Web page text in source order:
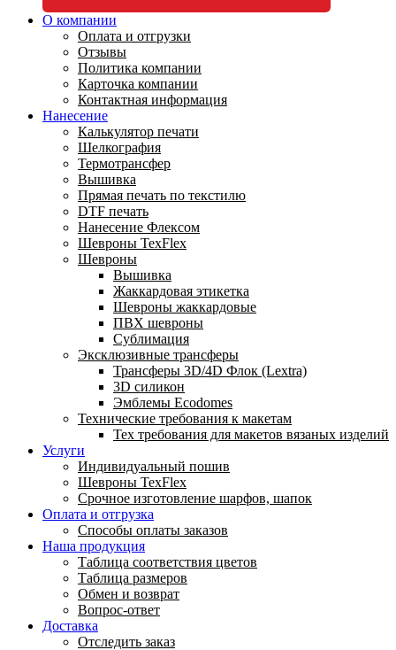
О компании
Оплата и отгрузки
Отзывы
Политика компании
Карточка компании
Контактная информация
Нанесение
Калькулятор печати
Шелкография
Термотрансфер
Вышивка
Прямая печать по текстилю
DTF печать
Нанесение Флексом
Шевроны TexFlex
Шевроны
Вышивка
Жаккардовая этикетка
Шевроны жаккардовые
ПВХ шевроны
Сублимация
Эксклюзивные трансферы
Трансферы 3D/4D Флок (Lextra)
3D силикон
Эмблемы Ecodomes
Технические требования к макетам
Тех требования для макетов вязаных изделий
Услуги
Индивидуальный пошив
Шевроны TexFlex
Срочное изготовление шарфов, шапок
Оплата и отгрузка
Способы оплаты заказов
Наша продукция
Таблица соответствия цветов
Таблица размеров
Обмен и возврат
Вопрос-ответ
Доставка
Отследить заказ